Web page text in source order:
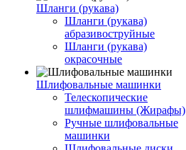
Шланги (рукава)
Шланги (рукава)
абразивоструйные
Шланги (рукава)
окрасочные
Шлифовальные машинки
Телескопические
шлифмашины (Жирафы)
Ручные шлифовальные
машинки